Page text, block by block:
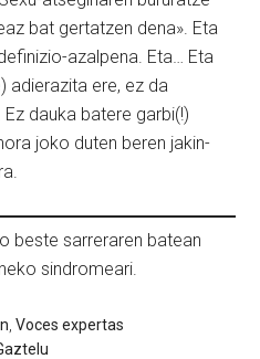
bat gertatzen dena». Eta
azalpena. Eta… Eta
adierazita ere, ez da
dauka batere garbi(!)
joko duten beren jakin-
beste sarreraren batean
sindromeari.
,Voces expertas